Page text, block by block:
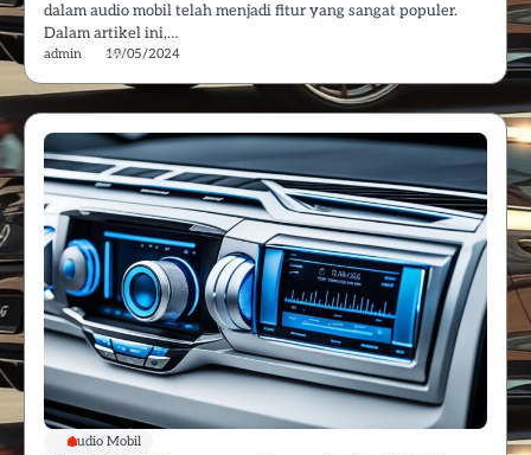
dalam audio mobil telah menjadi fitur yang sangat populer.
Dalam artikel ini,…
admin 19/05/2024
Audio Mobil